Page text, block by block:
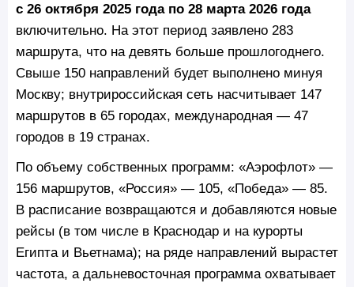
с 26 октября 2025 года по 28 марта 2026 года
включительно. На этот период заявлено 283
маршрута, что на девять больше прошлогоднего.
Свыше 150 направлений будет выполнено минуя
Москву; внутрироссийская сеть насчитывает 147
маршрутов в 65 городах, международная — 47
городов в 19 странах.
По объему собственных программ: «Аэрофлот» —
156 маршрутов, «Россия» — 105, «Победа» — 85.
В расписание возвращаются и добавляются новые
рейсы (в том числе в Краснодар и на курорты
Египта и Вьетнама); на ряде направлений вырастет
частота, а дальневосточная программа охватывает